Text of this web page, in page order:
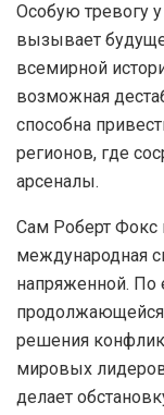
Особую тревогу
вызывает
всемирной
возможная
способна
регионов, где
арсеналы.
Сам Роберт Фокс
международная
напряженной. По
продолжающейся
решения
мировых
делает